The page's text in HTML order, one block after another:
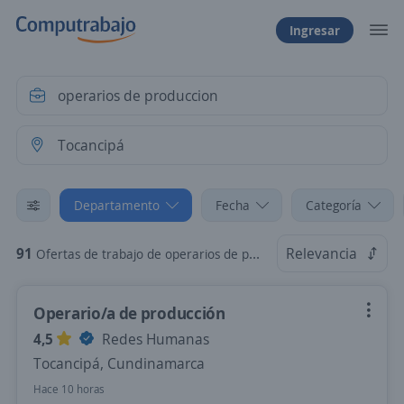
Ingresar
Departamento Fecha Categoría
91 Ofertas de trabajo de operarios de produccion en Tocancipá, Cundinamarca Relevancia
Operario/a de producción
4,5
Redes Humanas
Tocancipá, Cundinamarca
Hace 10 horas